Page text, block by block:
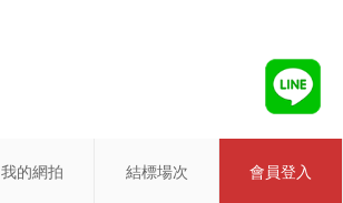
我的網拍 結標場次 會員登入